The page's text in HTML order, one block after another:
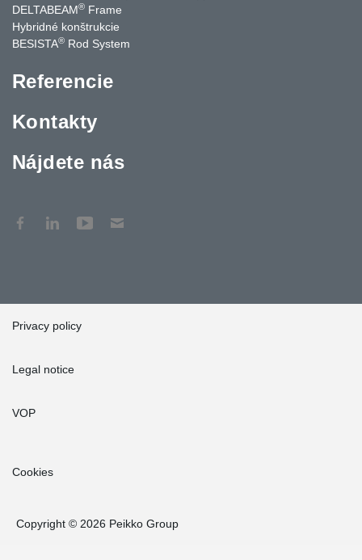
DELTABEAM® Frame
Hybridné konštrukcie
BESISTA® Rod System
Referencie
Kontakty
Nájdete nás
Privacy policy
Legal notice
VOP
Cookies
Copyright © 2026 Peikko Group